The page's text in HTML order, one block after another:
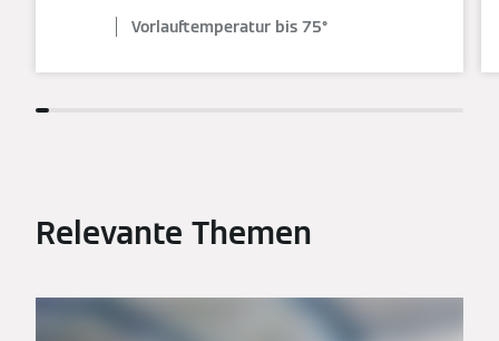
Vorlauftemperatur bis 75°
Relevante Themen